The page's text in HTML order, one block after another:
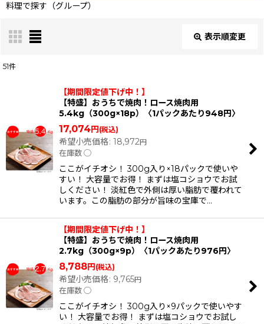
料理で探す（グループ）
表示順変更
並び順
51件
【期間限定値下げ中！】
【特盛】おうちで焼肉！ロース焼肉用
5.4kg（300g×18p）〈1パックあたり948円〉
17,074円 (税込)
希望小売価格: 18,972円
在庫数 ◯
ここがイチオシ！ 300g入り×18パックで使いや
すい！ 大容量でお得！ まずは塩コショウでお試
しください！ 淡紅色で外側は厚い脂肪で覆われて
います。この脂肪の部分が旨味の宝庫で…
【期間限定値下げ中！】
【特盛】おうちで焼肉！ロース焼肉用
2.7kg（300g×9p）〈1パックあたり976円〉
8,788円 (税込)
希望小売価格: 9,765円
在庫数 ◯
ここがイチオシ！ 300g入り×9パックで使いやす
い！ 大容量でお得！ まずは塩コショウでお試し